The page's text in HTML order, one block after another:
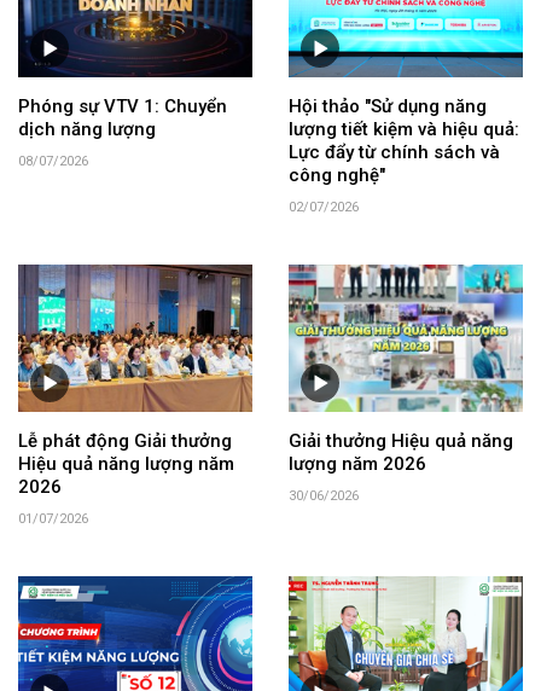
Phóng sự VTV 1: Chuyển
dịch năng lượng
08/07/2026
Hội thảo "Sử dụng năng
lượng tiết kiệm và hiệu quả:
Lực đẩy từ chính sách và
công nghệ"
02/07/2026
Lễ phát động Giải thưởng
Hiệu quả năng lượng năm
2026
01/07/2026
Giải thưởng Hiệu quả năng
lượng năm 2026
30/06/2026